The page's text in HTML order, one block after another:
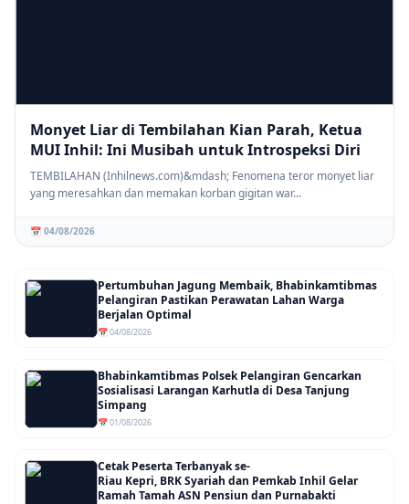
Monyet Liar di Tembilahan Kian Parah, Ketua
MUI Inhil: Ini Musibah untuk Introspeksi Diri
TEMBILAHAN (Inhilnews.com)&mdash; Fenomena teror monyet liar
yang meresahkan dan memakan korban gigitan war...
📅 04/08/2026
Pertumbuhan Jagung Membaik, Bhabinkamtibmas
Pelangiran Pastikan Perawatan Lahan Warga
Berjalan Optimal
📅 04/08/2026
Bhabinkamtibmas Polsek Pelangiran Gencarkan
Sosialisasi Larangan Karhutla di Desa Tanjung
Simpang
📅 01/08/2026
Cetak Peserta Terbanyak se-
Riau Kepri, BRK Syariah dan Pemkab Inhil Gelar
Ramah Tamah ASN Pensiun dan Purnabakti